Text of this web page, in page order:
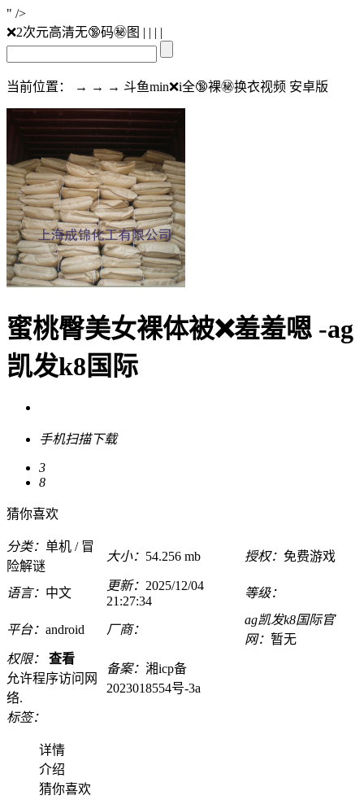
" />
❌2次元高清无🔞码㊙️图 | | | |
当前位置： → → → 斗鱼min❌i全🔞裸㊙️换衣视频 安卓版
蜜桃臀美女裸体被❌羞羞嗯 -ag
凯发k8国际
手机扫描下载
3
8
猜你喜欢
分类： 单机 / 冒
险解谜
大小： 54.256 mb 授权： 免费游戏
语言： 中文
更新： 2025/12/04
21:27:34
等级：
平台： android 厂商：
ag凯发k8国际官
网： 暂无
权限：
查看
允许程序访问网
络.
备案： 湘icp备
2023018554号-3a
标签：
详情
介绍
猜你喜欢